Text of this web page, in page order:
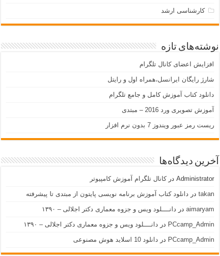
کارشناسی ارشد
نوشته‌های تازه
افزایش اعضای کانال تلگرام
شارژ رایگان ایرانسل،همراه اول و رایتل
دانلود کتاب آموزش کامل و جامع تلگرام
آموزش تصویری ورد 2016 – مبتدی
ریست رمز عبور ویندوز 7 بدون نرم افزار
آخرین دیدگاه‌ها
Administrator درکانال تلگرام آموزش کامپیوتر
takan در دانلود کتاب آموزش برنامه نویسی پایتون از مبتدی تا پیشرفته
aimaryam در دانــــلود ویس و جزوه معماری دکتر اجلالی – ۱۳۹۰
PCcamp_Admin در دانــــلود ویس و جزوه معماری دکتر اجلالی – ۱۳۹۰
PCcamp_Admin در دانلود 10 اسلاید هوش مصنوعی